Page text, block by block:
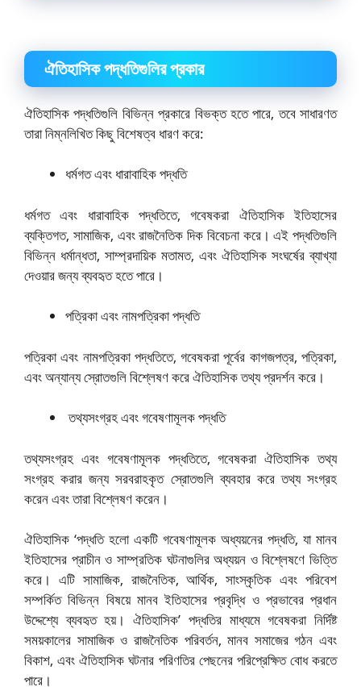
ঐতিহাসিক পদ্ধতিগুলির প্রকার
ঐতিহাসিক পদ্ধতিগুলি বিভিন্ন প্রকারে বিভক্ত হতে পারে, তবে সাধারণত
তারা নিম্নলিখিত কিছু বিশেষত্ব ধারণ করে:
ধর্মগত এবং ধারাবাহিক পদ্ধতি
ধর্মগত এবং ধারাবাহিক পদ্ধতিতে, গবেষকরা ঐতিহাসিক ইতিহাসের
ব্যক্তিগত, সামাজিক, এবং রাজনৈতিক দিক বিবেচনা করে। এই পদ্ধতিগুলি
বিভিন্ন ধর্মান্ধতা, সাম্প্রদায়িক মতামত, এবং ঐতিহাসিক সংঘর্ষের ব্যাখ্যা
দেওয়ার জন্য ব্যবহৃত হতে পারে।
পত্রিকা এবং নামপত্রিকা পদ্ধতি
পত্রিকা এবং নামপত্রিকা পদ্ধতিতে, গবেষকরা পূর্বের কাগজপত্র, পত্রিকা,
এবং অন্যান্য স্রোতগুলি বিশ্লেষণ করে ঐতিহাসিক তথ্য প্রদর্শন করে।
তথ্যসংগ্রহ এবং গবেষণামূলক পদ্ধতি
তথ্যসংগ্রহ এবং গবেষণামূলক পদ্ধতিতে, গবেষকরা ঐতিহাসিক তথ্য
সংগ্রহ করার জন্য সরবরাহকৃত স্রোতগুলি ব্যবহার করে তথ্য সংগ্রহ
করেন এবং তারা বিশ্লেষণ করেন।
ঐতিহাসিক ‘পদ্ধতি হলো একটি গবেষণামূলক অধ্যয়নের পদ্ধতি, যা মানব
ইতিহাসের প্রাচীন ও সাম্প্রতিক ঘটনাগুলির অধ্যয়ন ও বিশ্লেষণে ভিত্তি
করে। এটি সামাজিক, রাজনৈতিক, আর্থিক, সাংস্কৃতিক এবং পরিবেশ
সম্পর্কিত বিভিন্ন বিষয়ে মানব ইতিহাসের প্রবৃদ্ধি ও প্রভাবের প্রধান
উদ্দেশ্যে ব্যবহৃত হয়। ঐতিহাসিক’ পদ্ধতির মাধ্যমে গবেষকরা নির্দিষ্ট
সময়কালের সামাজিক ও রাজনৈতিক পরিবর্তন, মানব সমাজের গঠন এবং
বিকাশ, এবং ঐতিহাসিক ঘটনার পরিণতির পেছনের পরিপ্রেক্ষিত বোধ করতে
পারে।